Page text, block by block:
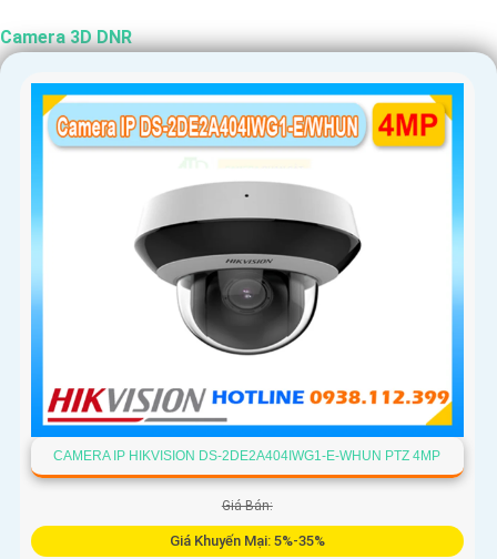
Camera 3D DNR
CAMERA IP HIKVISION DS-2DE2A404IWG1-E-WHUN PTZ 4MP
Giá Bán:
Giá Khuyến Mại: 5%-35%